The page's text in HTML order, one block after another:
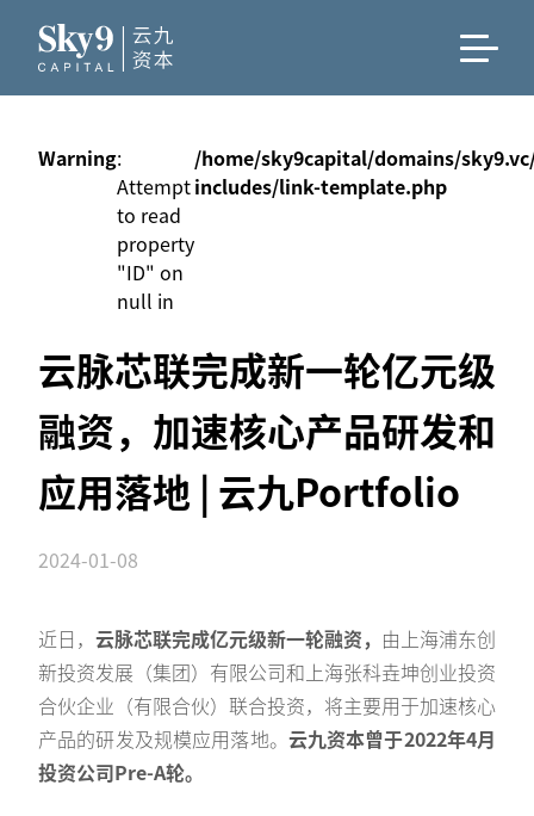
Warning:
Attempt
to read
property
"ID" on
null in
/home/sky9capital/domains/
includes/link-template.php
云脉芯联完成新一轮亿元级
融资，加速核心产品研发和
应用落地 | 云九Portfolio
2024-01-08
近日， 云脉芯联完成亿元级新一轮融资， 由上海浦东创
新投资发展（集团）有限公司和上海张科垚坤创业投资
合伙企业（有限合伙）联合投资，将主要用于加速核心
产品的研发及规模应用落地。 云九资本曾于2022年4月
投资公司Pre-A轮。